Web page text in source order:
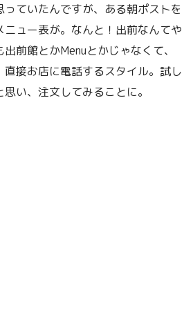
ていたんですが、ある朝ポストを
ュー表が。なんと！出前なんてや
前館とかMenuとかじゃなくて、
直接お店に電話するスタイル。試し
い、注文してみることに。